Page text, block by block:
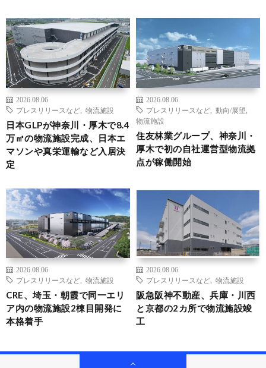
2026.08.06
プレスリリースなど
物流施設
日本GLPが神奈川・厚木で8.4
万㎡の物流施設完成、日本エ
マソンや真栄運輸など入居決
定
2026.08.06
プレスリリースなど
動向/展望
物流施設
住友林業グループ、神奈川・
厚木で初の自社運営型物流拠
点が稼働開始
2026.08.06
プレスリリースなど
物流施設
CRE、埼玉・朝霞で同一エリ
ア内の物流施設2棟目開発に
本格着手
2026.08.06
プレスリリースなど
物流施設
阪急阪神不動産、兵庫・川西
と京都の2カ所で物流施設竣
工